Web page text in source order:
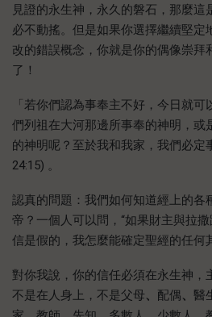
見證的永生神，永久的磐石，那麼這
必不動搖。但是如果你選擇繼續堅定
改的錯誤概念，你就是你的偶像崇拜
了！
「若你們認為事奉主不好，今日就
們列祖在大河那邊所事奉的神明，或
的神明呢？至於我和我家，我們必定
24:15) 。
認真的問題：我們如何知道經上的各
帝？一個人可以問，“如果財主與拉
信是假的，我怎麼能確定聖經的任何
對你我說，你的信任必須在永生神，
不是在人身上，不是父母、 配偶、 醫